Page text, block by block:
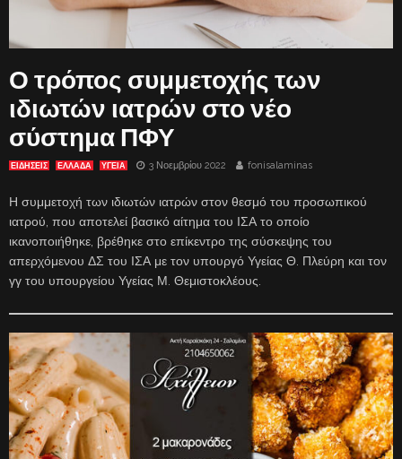
Ο τρόπος συμμετοχής των
ιδιωτών ιατρών στο νέο
σύστημα ΠΦΥ
ΕΙΔΗΣΕΙΣ ΕΛΛΑΔΑ ΥΓΕΙΑ 3 Νοεμβρίου 2022 fonisalaminas
Η συμμετοχή των ιδιωτών ιατρών στον θεσμό του προσωπικού
ιατρού, που αποτελεί βασικό αίτημα του ΙΣΑ το οποίο
ικανοποιήθηκε, βρέθηκε στο επίκεντρο της σύσκεψης του
απερχόμενου ΔΣ του ΙΣΑ με τον υπουργό Υγείας Θ. Πλεύρη και τον
γγ του υπουργείου Υγείας Μ. Θεμιστοκλέους.